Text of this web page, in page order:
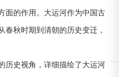
面的作用。大运河作为中国古
春秋时期到清朝的历史变迁，
历史视角，详细描绘了大运河